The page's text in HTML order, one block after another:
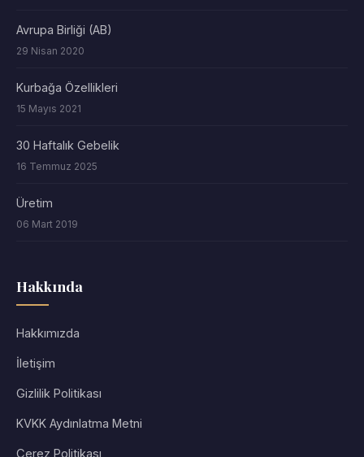
Avrupa Birliği (AB)
29 Nisan 2020
Kurbağa Özellikleri
15 Mayıs 2021
30 Haftalık Gebelik
16 Temmuz 2025
Üretim
06 Mart 2019
Hakkında
Hakkımızda
İletişim
Gizlilik Politikası
KVKK Aydınlatma Metni
Çerez Politikası